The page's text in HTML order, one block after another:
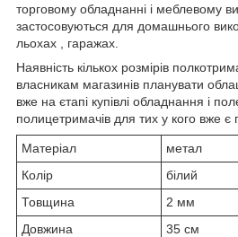
торговому обладнанні і меблевому
застосовуються для домашнього
льохах , гаражах.
Наявність кількох розмірів
власникам магазинів планувати
вже на єтапі купівлі обладнання і
полицетримачів для тих у кого вже є
Матеріал
метал
Колір
білий
Товщина
2 мм
Довжина
35 см